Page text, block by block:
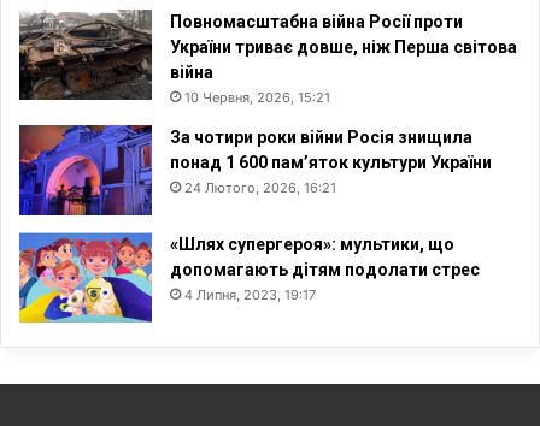
Повномасштабна війна Росії проти
України триває довше, ніж Перша світова
війна
10 Червня, 2026, 15:21
За чотири роки війни Росія знищила
понад 1 600 пам’яток культури України
24 Лютого, 2026, 16:21
«Шлях супергероя»: мультики, що
допомагають дітям подолати стрес
4 Липня, 2023, 19:17